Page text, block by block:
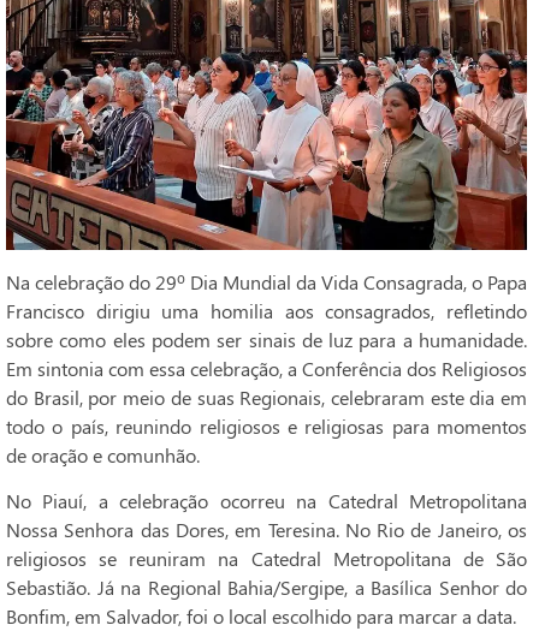
Na celebração do 29º Dia Mundial da Vida Consagrada, o Papa
Francisco dirigiu uma homilia aos consagrados, refletindo
sobre como eles podem ser sinais de luz para a humanidade.
Em sintonia com essa celebração, a Conferência dos Religiosos
do Brasil, por meio de suas Regionais, celebraram este dia em
todo o país, reunindo religiosos e religiosas para momentos
de oração e comunhão.
No Piauí, a celebração ocorreu na Catedral Metropolitana
Nossa Senhora das Dores, em Teresina. No Rio de Janeiro, os
religiosos se reuniram na Catedral Metropolitana de São
Sebastião. Já na Regional Bahia/Sergipe, a Basílica Senhor do
Bonfim, em Salvador, foi o local escolhido para marcar a data.